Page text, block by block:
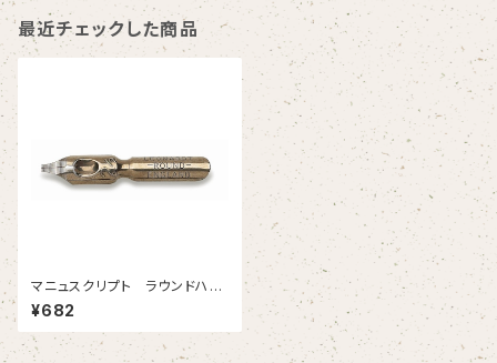
最近チェックした商品
マニュスクリプト ラウンドハン
ド2-1/2 1.65mm 2本入
¥682